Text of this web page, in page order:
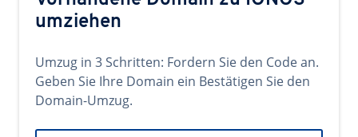
umziehen
Umzug in 3 Schritten: Fordern Sie den Code an.
Geben Sie Ihre Domain ein Bestätigen Sie den
Domain-Umzug.